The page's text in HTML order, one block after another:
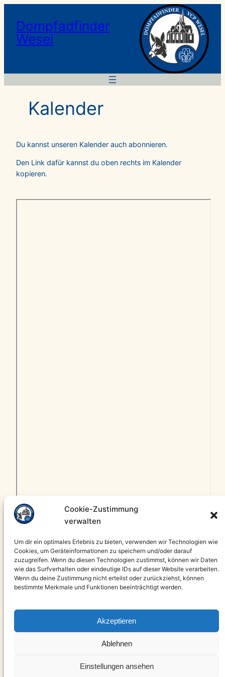
Cookie-Zustimmung
verwalten
Um dir ein optimales Erlebnis zu bieten, verwenden wir Technologien wie
Cookies, um Geräteinformationen zu speichern und/oder darauf
zuzugreifen. Wenn du diesen Technologien zustimmst, können wir Daten
wie das Surfverhalten oder eindeutige IDs auf dieser Website verarbeiten.
Wenn du deine Zustimmung nicht erteilst oder zurückziehst, können
bestimmte Merkmale und Funktionen beeinträchtigt werden.
Akzeptieren
Ablehnen
Einstellungen ansehen
Dompfadfinder
Wesel
Kalender
Du kannst unseren Kalender auch abonnieren.
Den Link dafür kannst du oben rechts im Kalender
kopieren.
Instagram
Facebook
Hier geht es zu unserem verbandseigenem Ausrüster